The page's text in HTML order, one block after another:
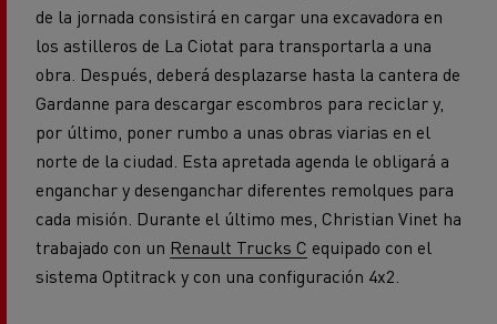
de la jornada consistirá en cargar una excavadora en
los astilleros de La Ciotat para transportarla a una
obra. Después, deberá desplazarse hasta la cantera de
Gardanne para descargar escombros para reciclar y,
por último, poner rumbo a unas obras viarias en el
norte de la ciudad. Esta apretada agenda le obligará a
enganchar y desenganchar diferentes remolques para
cada misión. Durante el último mes, Christian Vinet ha
trabajado con un Renault Trucks C equipado con el
sistema Optitrack y con una configuración 4x2.